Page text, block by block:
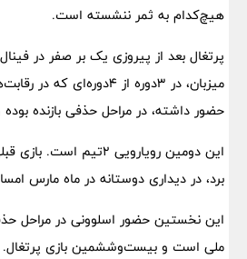
هیچ‌کدام به ثمر ننشسته است.
میزبان، در ۳دوره از
حضور داشته، در مراحل حذفی بازنده
برد، در دیداری دوستانه در ‌ماه مارس
این نخستین حضور اسلوونی در مراحل
ملی است و بیست‌وششمین بازی